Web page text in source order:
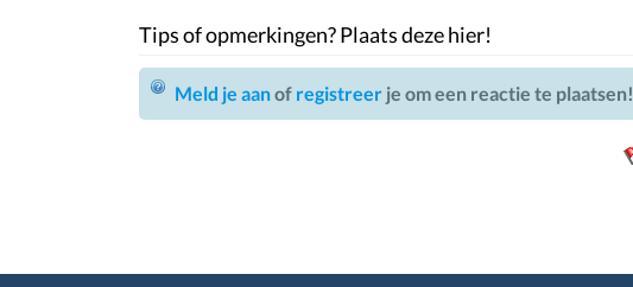
Tips of opmerkingen? Plaats deze hier!
Meld je aanof registreer je om een reactie te plaatsen!